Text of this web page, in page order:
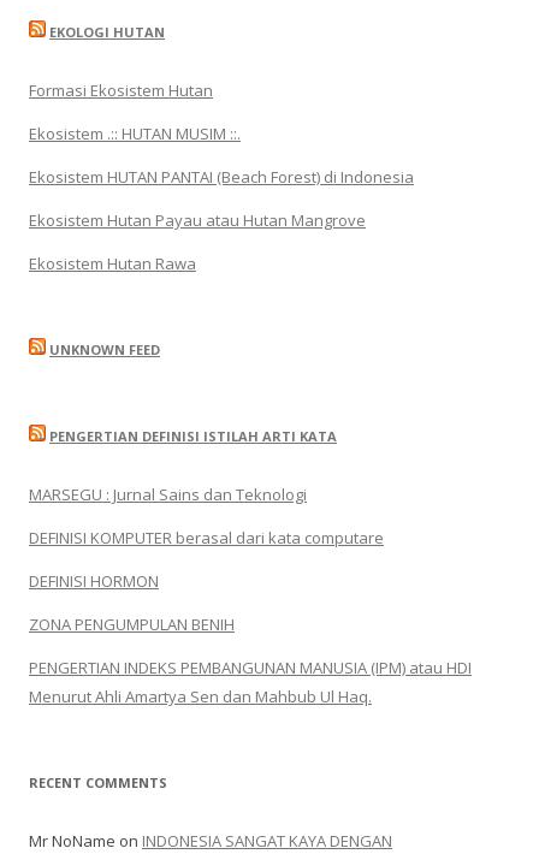
EKOLOGI HUTAN
Formasi Ekosistem Hutan
Ekosistem .:: HUTAN MUSIM ::.
Ekosistem HUTAN PANTAI (Beach Forest) di Indonesia
Ekosistem Hutan Payau atau Hutan Mangrove
Ekosistem Hutan Rawa
UNKNOWN FEED
PENGERTIAN DEFINISI ISTILAH ARTI KATA
MARSEGU : Jurnal Sains dan Teknologi
DEFINISI KOMPUTER berasal dari kata computare
DEFINISI HORMON
ZONA PENGUMPULAN BENIH
PENGERTIAN INDEKS PEMBANGUNAN MANUSIA (IPM) atau HDI
Menurut Ahli Amartya Sen dan Mahbub Ul Haq.
RECENT COMMENTS
Mr NoName on INDONESIA SANGAT KAYA DENGAN